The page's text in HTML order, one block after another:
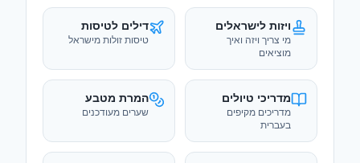
ויזות לישראלים
מי צריך ויזה ואיך
מוציאים
דילים לטיסות
טיסות זולות מישראל
מדריכי טיולים
מדריכים מקיפים
בעברית
המרת מטבע
שערים מעודכנים